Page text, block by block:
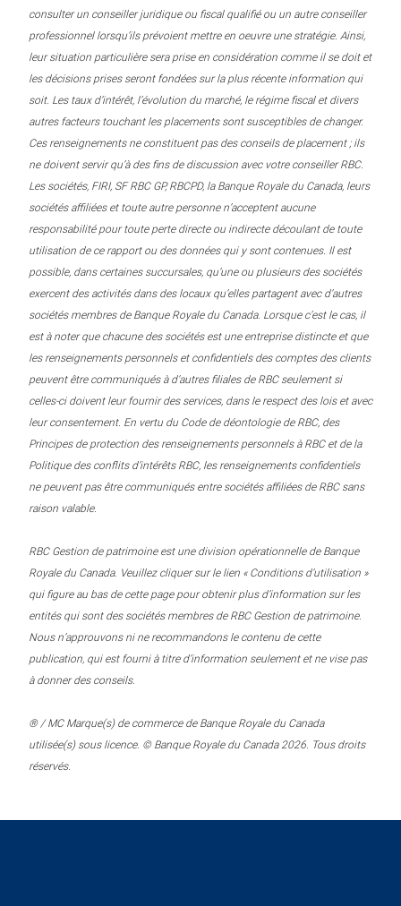
consulter un conseiller juridique ou fiscal qualifié ou un autre conseiller
professionnel lorsqu’ils prévoient mettre en oeuvre une stratégie. Ainsi,
leur situation particulière sera prise en considération comme il se doit et
les décisions prises seront fondées sur la plus récente information qui
soit. Les taux d’intérêt, l’évolution du marché, le régime fiscal et divers
autres facteurs touchant les placements sont susceptibles de changer.
Ces renseignements ne constituent pas des conseils de placement ; ils
ne doivent servir qu’à des fins de discussion avec votre conseiller RBC.
Les sociétés, FIRI, SF RBC GP, RBCPD, la Banque Royale du Canada, leurs
sociétés affiliées et toute autre personne n’acceptent aucune
responsabilité pour toute perte directe ou indirecte découlant de toute
utilisation de ce rapport ou des données qui y sont contenues. Il est
possible, dans certaines succursales, qu’une ou plusieurs des sociétés
exercent des activités dans des locaux qu’elles partagent avec d’autres
sociétés membres de Banque Royale du Canada. Lorsque c’est le cas, il
est à noter que chacune des sociétés est une entreprise distincte et que
les renseignements personnels et confidentiels des comptes des clients
peuvent être communiqués à d’autres filiales de RBC seulement si
celles-ci doivent leur fournir des services, dans le respect des lois et avec
leur consentement. En vertu du Code de déontologie de RBC, des
Principes de protection des renseignements personnels à RBC et de la
Politique des conflits d’intérêts RBC, les renseignements confidentiels
ne peuvent pas être communiqués entre sociétés affiliées de RBC sans
raison valable.
RBC Gestion de patrimoine est une division opérationnelle de Banque
Royale du Canada. Veuillez cliquer sur le lien « Conditions d’utilisation »
qui figure au bas de cette page pour obtenir plus d’information sur les
entités qui sont des sociétés membres de RBC Gestion de patrimoine.
Nous n’approuvons ni ne recommandons le contenu de cette
publication, qui est fourni à titre d’information seulement et ne vise pas
à donner des conseils.
® / MC Marque(s) de commerce de Banque Royale du Canada
utilisée(s) sous licence. © Banque Royale du Canada 2026. Tous droits
réservés.